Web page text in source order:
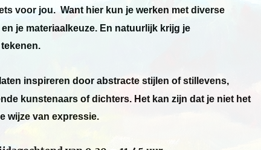
voor jou. Want hier kun je werken met diverse
je materiaalkeuze. En natuurlijk krijg je
laten inspireren door abstracte stijlen of stillevens,
kunstenaars of dichters. Het kan zijn dat je niet het
wijze van expressie.